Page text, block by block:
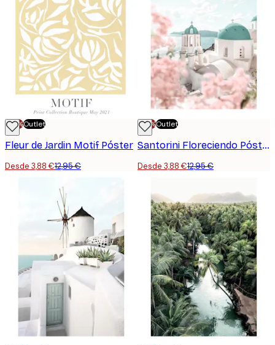
-70%Outlet
Fleur de Jardin Motif Póster
Desde 3,88 €12,95 €
-70%Outlet
Santorini Floreciendo Póster
Desde 3,88 €12,95 €